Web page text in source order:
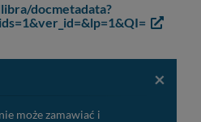
docmetadata?
Link
w
×
może zamawiać i